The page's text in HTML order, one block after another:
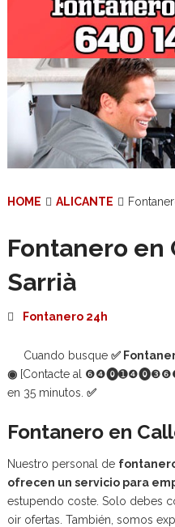
HOME ALICANTE
Fontanero en
Sarrià
Fontanero 24h
Cuando busque ✅
◉[Contacte al
en 35 minutos. ✅
Fontanero en
Nuestro personal de
ofrecen un servicio para
estupendo coste. Solo debes
oir ofertas. También, somos